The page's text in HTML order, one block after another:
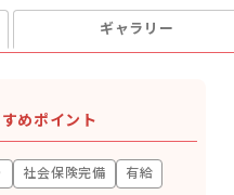
ギャラリー
めポイント
社会保険完備 有給